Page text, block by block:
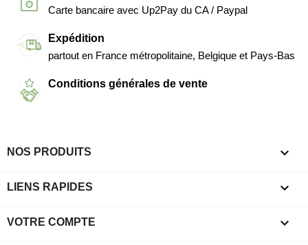
Carte bancaire avec Up2Pay du CA / Paypal
Expédition
partout en France métropolitaine, Belgique et Pays-Bas
Conditions générales de vente
NOS PRODUITS 
LIENS RAPIDES 
VOTRE COMPTE 